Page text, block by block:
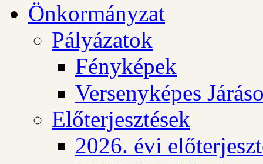
Önkormányzat
Pályázatok
Fényképek
Versenyképes
Előterjesztések
2026. évi